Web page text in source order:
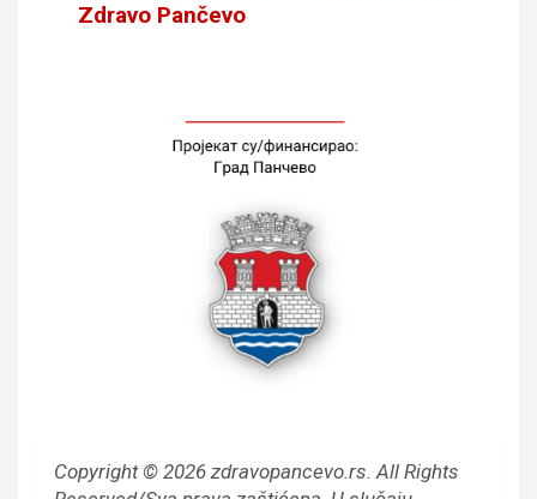
Zdravo Pančevo
Copyright © 2026 zdravopancevo.rs. All Rights